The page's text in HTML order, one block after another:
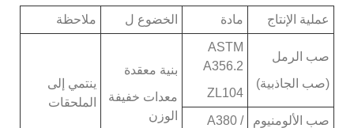
عملية الإنتاج مادة الخضوع ل ملاحظة
صب الرمل
(صب الجاذبية)
ASTM
A356.2
ZL104
بنية معقدة
معدات خفيفة
الوزن
ينتمي إلى
الملحقات
صب الألومنيوم
A380 /